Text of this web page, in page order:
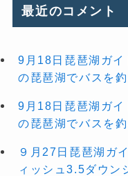
最近のコメント
9月18日琵琶湖ガイ
の琵琶湖でバスを釣
9月18日琵琶湖ガイ
の琵琶湖でバスを釣
９月27日琵琶湖ガ
ィッシュ3.5ダウン